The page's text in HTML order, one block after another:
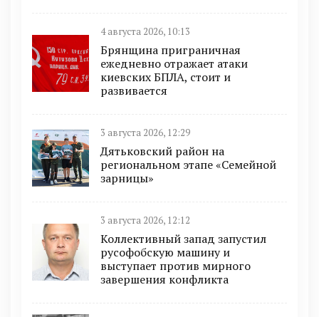
4 августа 2026, 10:13
Брянщина приграничная
ежедневно отражает атаки
киевских БПЛА, стоит и
развивается
3 августа 2026, 12:29
Дятьковский район на
региональном этапе «Семейной
зарницы»
3 августа 2026, 12:12
Коллективный запад запустил
русофобскую машину и
выступает против мирного
завершения конфликта